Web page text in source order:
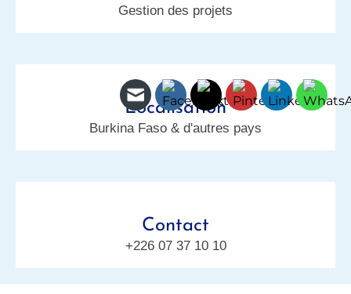
Gestion des projets
Localisation
Burkina Faso & d'autres pays
Contact
+226 07 37 10 10